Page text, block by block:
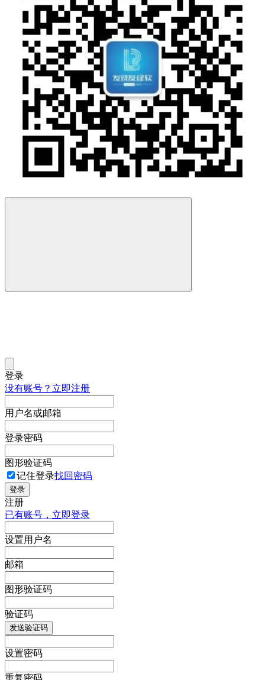
登录
没有账号？立即注册
用户名或邮箱
登录密码
图形验证码
记住登录找回密码
登录
注册
已有账号，立即登录
设置用户名
邮箱
图形验证码
验证码
发送验证码
设置密码
重复密码